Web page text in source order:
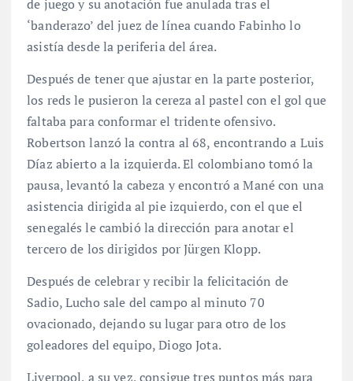
de juego y su anotación fue anulada tras el
‘banderazo’ del juez de línea cuando Fabinho lo
asistía desde la periferia del área.
Después de tener que ajustar en la parte posterior,
los reds le pusieron la cereza al pastel con el gol que
faltaba para conformar el tridente ofensivo.
Robertson lanzó la contra al 68, encontrando a Luis
Díaz abierto a la izquierda. El colombiano tomó la
pausa, levantó la cabeza y encontró a Mané con una
asistencia dirigida al pie izquierdo, con el que el
senegalés le cambió la dirección para anotar el
tercero de los dirigidos por Jürgen Klopp.
Después de celebrar y recibir la felicitación de
Sadio, Lucho sale del campo al minuto 70
ovacionado, dejando su lugar para otro de los
goleadores del equipo, Diogo Jota.
Liverpool, a su vez, consigue tres puntos más para